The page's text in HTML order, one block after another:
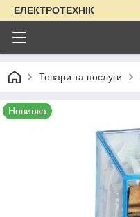
ЕЛЕКТРОТЕХНІК
Товари та послуги
Новинка